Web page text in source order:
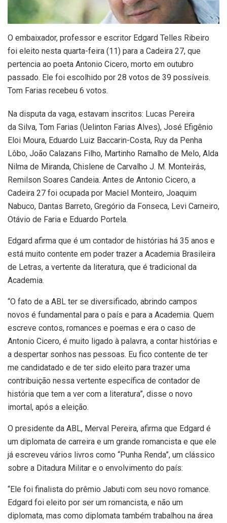
O embaixador, professor e escritor Edgard Telles Ribeiro
foi eleito nesta quarta-feira (11) para a Cadeira 27, que
pertencia ao poeta Antonio Cicero, morto em outubro
passado. Ele foi escolhido por 28 votos de 39 possíveis.
Tom Farias recebeu 6 votos.
Na disputa da vaga, estavam inscritos: Lucas Pereira
da Silva, Tom Farias (Uelinton Farias Alves), José Efigênio
Eloi Moura, Eduardo Luiz Baccarin-Costa, Ruy da Penha
Lôbo, João Calazans Filho, Martinho Ramalho de Melo, Alda
Nilma de Miranda, Chislene de Carvalho J. M. Monteirás,
Remilson Soares Candeia. Antes de Antonio Cicero, a
Cadeira 27 foi ocupada por Maciel Monteiro, Joaquim
Nabuco, Dantas Barreto, Gregório da Fonseca, Levi Carneiro,
Otávio de Faria e Eduardo Portela.
Edgard afirma que é um contador de histórias há 35 anos e
está muito contente em poder trazer a Academia Brasileira
de Letras, a vertente da literatura, que é tradicional da
Academia.
“O fato de a ABL ter se diversificado, abrindo campos
novos é fundamental para o país e para a Academia. Quem
escreve contos, romances e poemas e era o caso de
Antonio Cicero, é muito ligado à palavra, a contar histórias e
a despertar sonhos nas pessoas. Eu fico contente de ter
me candidatado e de ter sido eleito para trazer uma
contribuição nessa vertente específica de contador de
história que tem a ver com a literatura”, disse o novo
imortal, após a eleição.
O presidente da ABL, Merval Pereira, afirma que Edgard é
um diplomata de carreira e um grande romancista e que ele
já escreveu vários livros como “Punha Renda”, um clássico
sobre a Ditadura Militar e o envolvimento do país:
“Ele foi finalista do prêmio Jabuti com seu novo romance.
Edgard foi eleito por ser um romancista, e não um
diplomata, mas como diplomata também trabalhou na área